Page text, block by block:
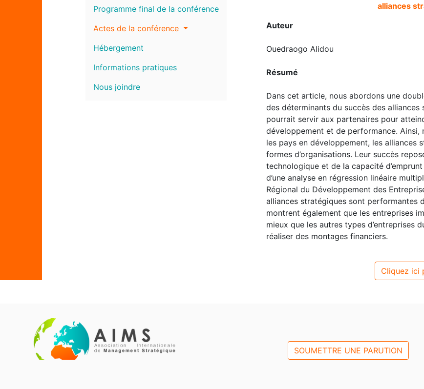
Programme final de la conférence
Actes de la conférence
Hébergement
Informations pratiques
Nous joindre
alliances
Auteur
Ouedraogo Alidou
Résumé
Dans cet article, nous abordons une
des déterminants du succès des
pourrait servir aux partenaires pour
développement et de performance.
les pays en développement, les alliances
formes d’organisations. Leur succès
technologique et de la capacité
d’une analyse en régression linéaire
Régional du Développement des
alliances stratégiques sont performantes
montrent également que les entreprises
mieux que les autres types d’entreprises
réaliser des montages financiers.
Cliquez ici
SOUMETTRE UNE PARUTION